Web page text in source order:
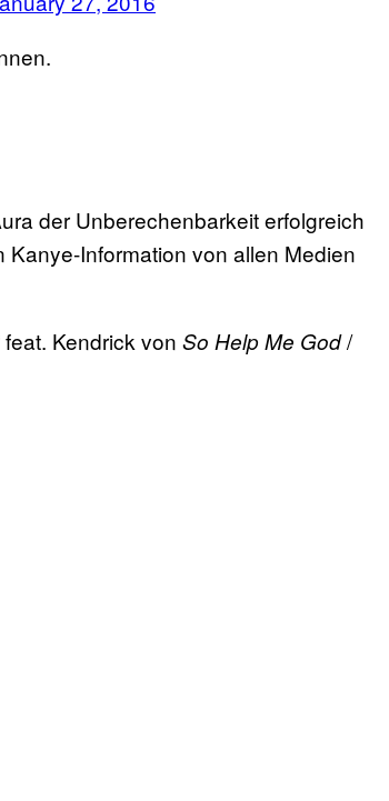
der Unberechenbarkeit erfolgreich
Information von allen Medien
Kendrick von So Help Me God/